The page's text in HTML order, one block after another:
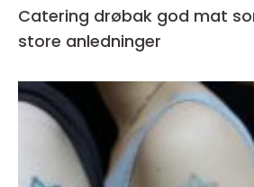
Catering drøbak god mat som løfter små og
store anledninger